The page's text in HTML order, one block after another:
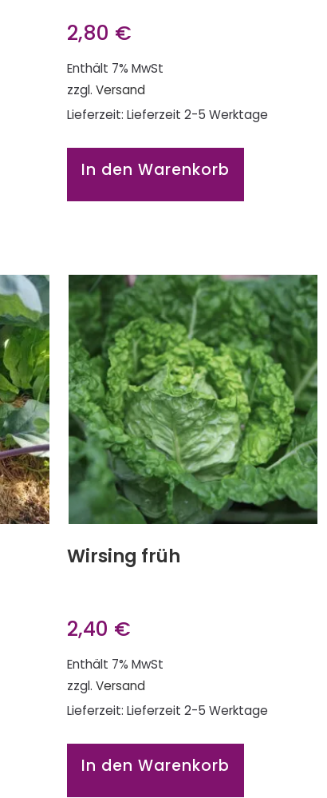
2,80 €
Enthält 7% MwSt
zzgl. Versand
Lieferzeit: Lieferzeit 2-5 Werktage
In den Warenkorb
Wirsing früh
2,40 €
Enthält 7% MwSt
zzgl. Versand
Lieferzeit: Lieferzeit 2-5 Werktage
In den Warenkorb